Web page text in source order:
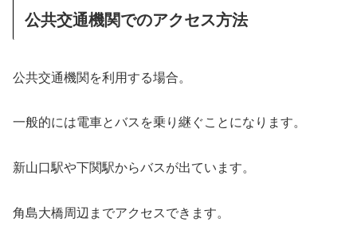
公共交通機関でのアクセス方法
公共交通機関を利用する場合。
一般的には電車とバスを乗り継ぐことになります。
新山口駅や下関駅からバスが出ています。
角島大橋周辺までアクセスできます。